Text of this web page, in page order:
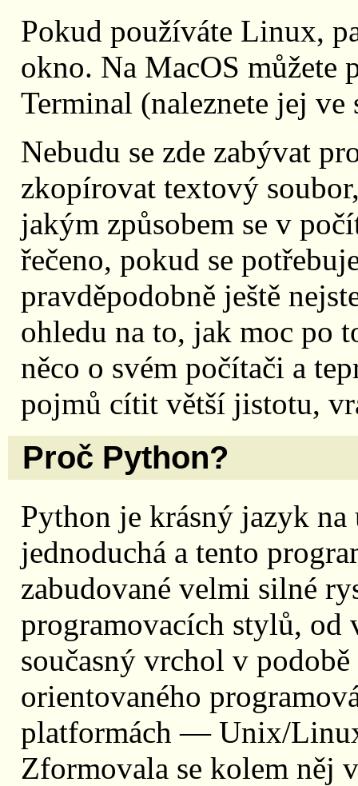
Pokud používáte Linux,
okno. Na MacOS můžete
Terminal (naleznete jej ve
Nebudu se zde zabývat
zkopírovat textový
jakým způsobem se v
řečeno, pokud se
pravděpodobně ještě
ohledu na to, jak moc po
něco o svém počítači a
pojmů cítit větší jistotu,
Proč Python?
Python je krásný jazyk na
jednoduchá a tento
zabudované velmi silné
programovacích stylů, od
současný vrchol v
orientovaného
platformách — Unix/
Zformovala se kolem něj